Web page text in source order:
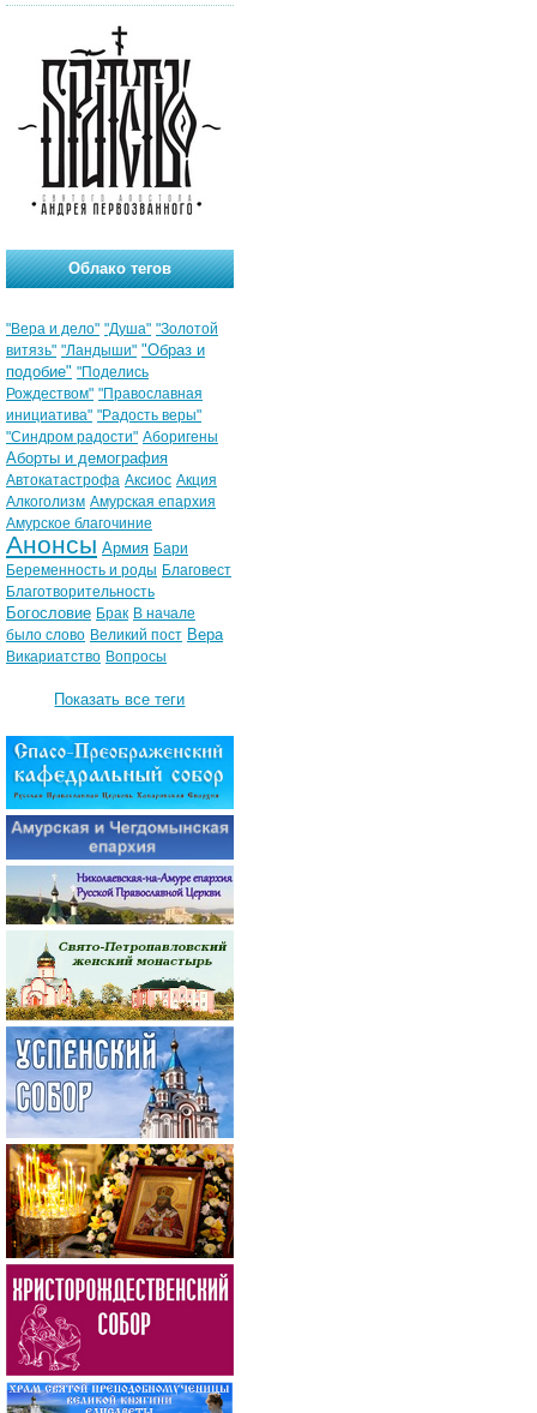
Облако тегов
"Вера и дело" "Душа" "Золотой
витязь" "Ландыши" "Образ и
подобие" "Поделись
Рождеством" "Православная
инициатива" "Радость веры"
"Синдром радости" Аборигены
Аборты и демография
Автокатастрофа Аксиос Акция
Алкоголизм Амурская епархия
Амурское благочиние
Анонсы Армия Бари
Беременность и роды Благовест
Благотворительность
Богословие Брак В начале
было слово Великий пост Вера
Викариатство Вопросы
Показать все теги